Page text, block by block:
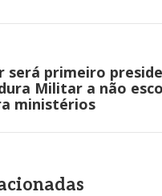
será primeiro
Militar a não
ministérios